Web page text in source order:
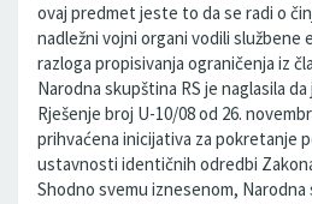
ovaj predmet jeste to da se radi o
nadležni vojni organi vodili službene
razloga propisivanja ograničenja iz
Narodna skupština RS je naglasila
Rješenje broj U-10/08 od 26.
prihvaćena inicijativa za pokretanje
ustavnosti identičnih odredbi
Shodno svemu iznesenom, Narodna